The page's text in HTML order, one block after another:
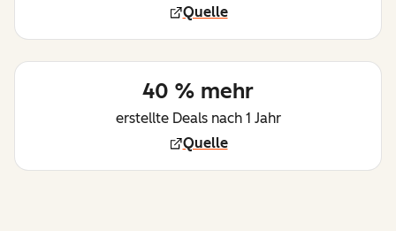
Quelle
40 % mehr
erstellte Deals nach 1 Jahr
Quelle